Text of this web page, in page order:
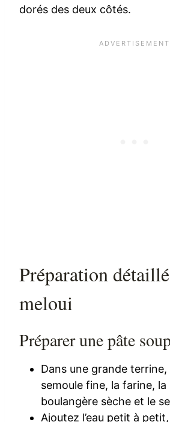
dorés des deux côtés.
Préparation
meloui
Préparer une pâte
Dans une grande
semoule fine, la farine, la
boulangère sèche et le
Ajoutez l’eau petit à